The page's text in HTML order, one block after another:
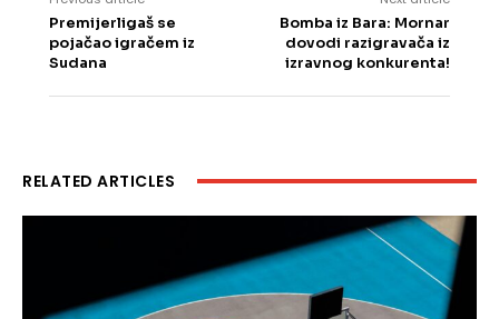
Premijerligaš se
pojačao igračem iz
Sudana
Bomba iz Bara: Mornar
dovodi razigravača iz
izravnog konkurenta!
RELATED ARTICLES